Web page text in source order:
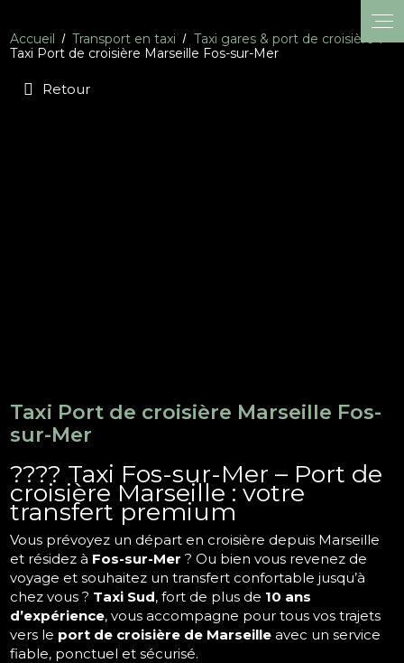
Accueil Transport en taxi
Taxi gares & port de croisière
Taxi Port de croisière Marseille Fos-sur-Mer
Retour
Taxi Port de croisière Marseille Fos-
sur-Mer
???? Taxi Fos-sur-Mer – Port de
croisière Marseille : votre
transfert premium
Vous prévoyez un départ en croisière depuis Marseille
et résidez à Fos-sur-Mer ? Ou bien vous revenez de
voyage et souhaitez un transfert confortable jusqu’à
chez vous ? Taxi Sud, fort de plus de 10 ans
d’expérience, vous accompagne pour tous vos trajets
vers le port de croisière de Marseille avec un service
fiable, ponctuel et sécurisé.